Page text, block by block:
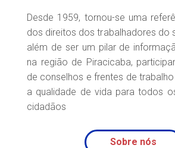
Desde 1959, tornou-se uma
dos direitos dos trabalhadores do
além de ser um pilar de
na região de Piracicaba,
de conselhos e frentes de
a qualidade de vida para todos
cidadãos
Sobre nós